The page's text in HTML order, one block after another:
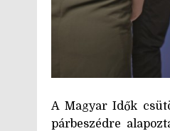
A Magyar Idők
párbeszédre